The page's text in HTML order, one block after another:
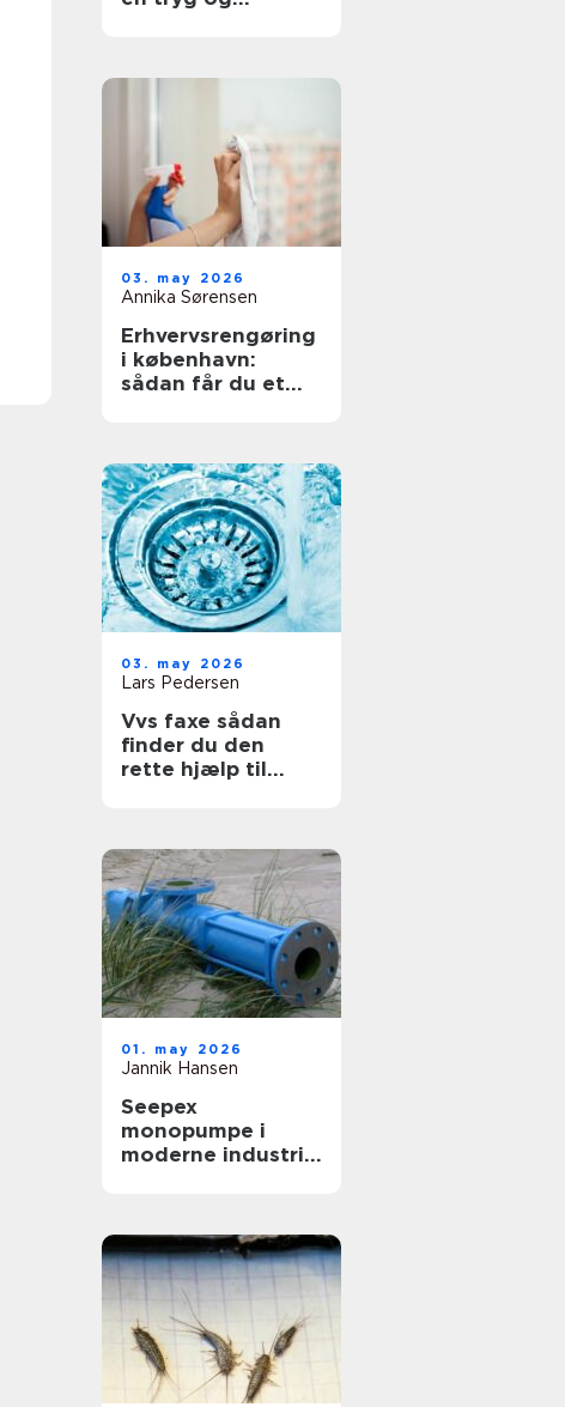
03. may 2026
Annika Sørensen
Erhvervsrengøring
i københavn:
sådan får du et
03. may 2026
Lars Pedersen
Vvs faxe sådan
finder du den
rette hjælp til
01. may 2026
Jannik Hansen
Seepex
monopumpe i
moderne industri: